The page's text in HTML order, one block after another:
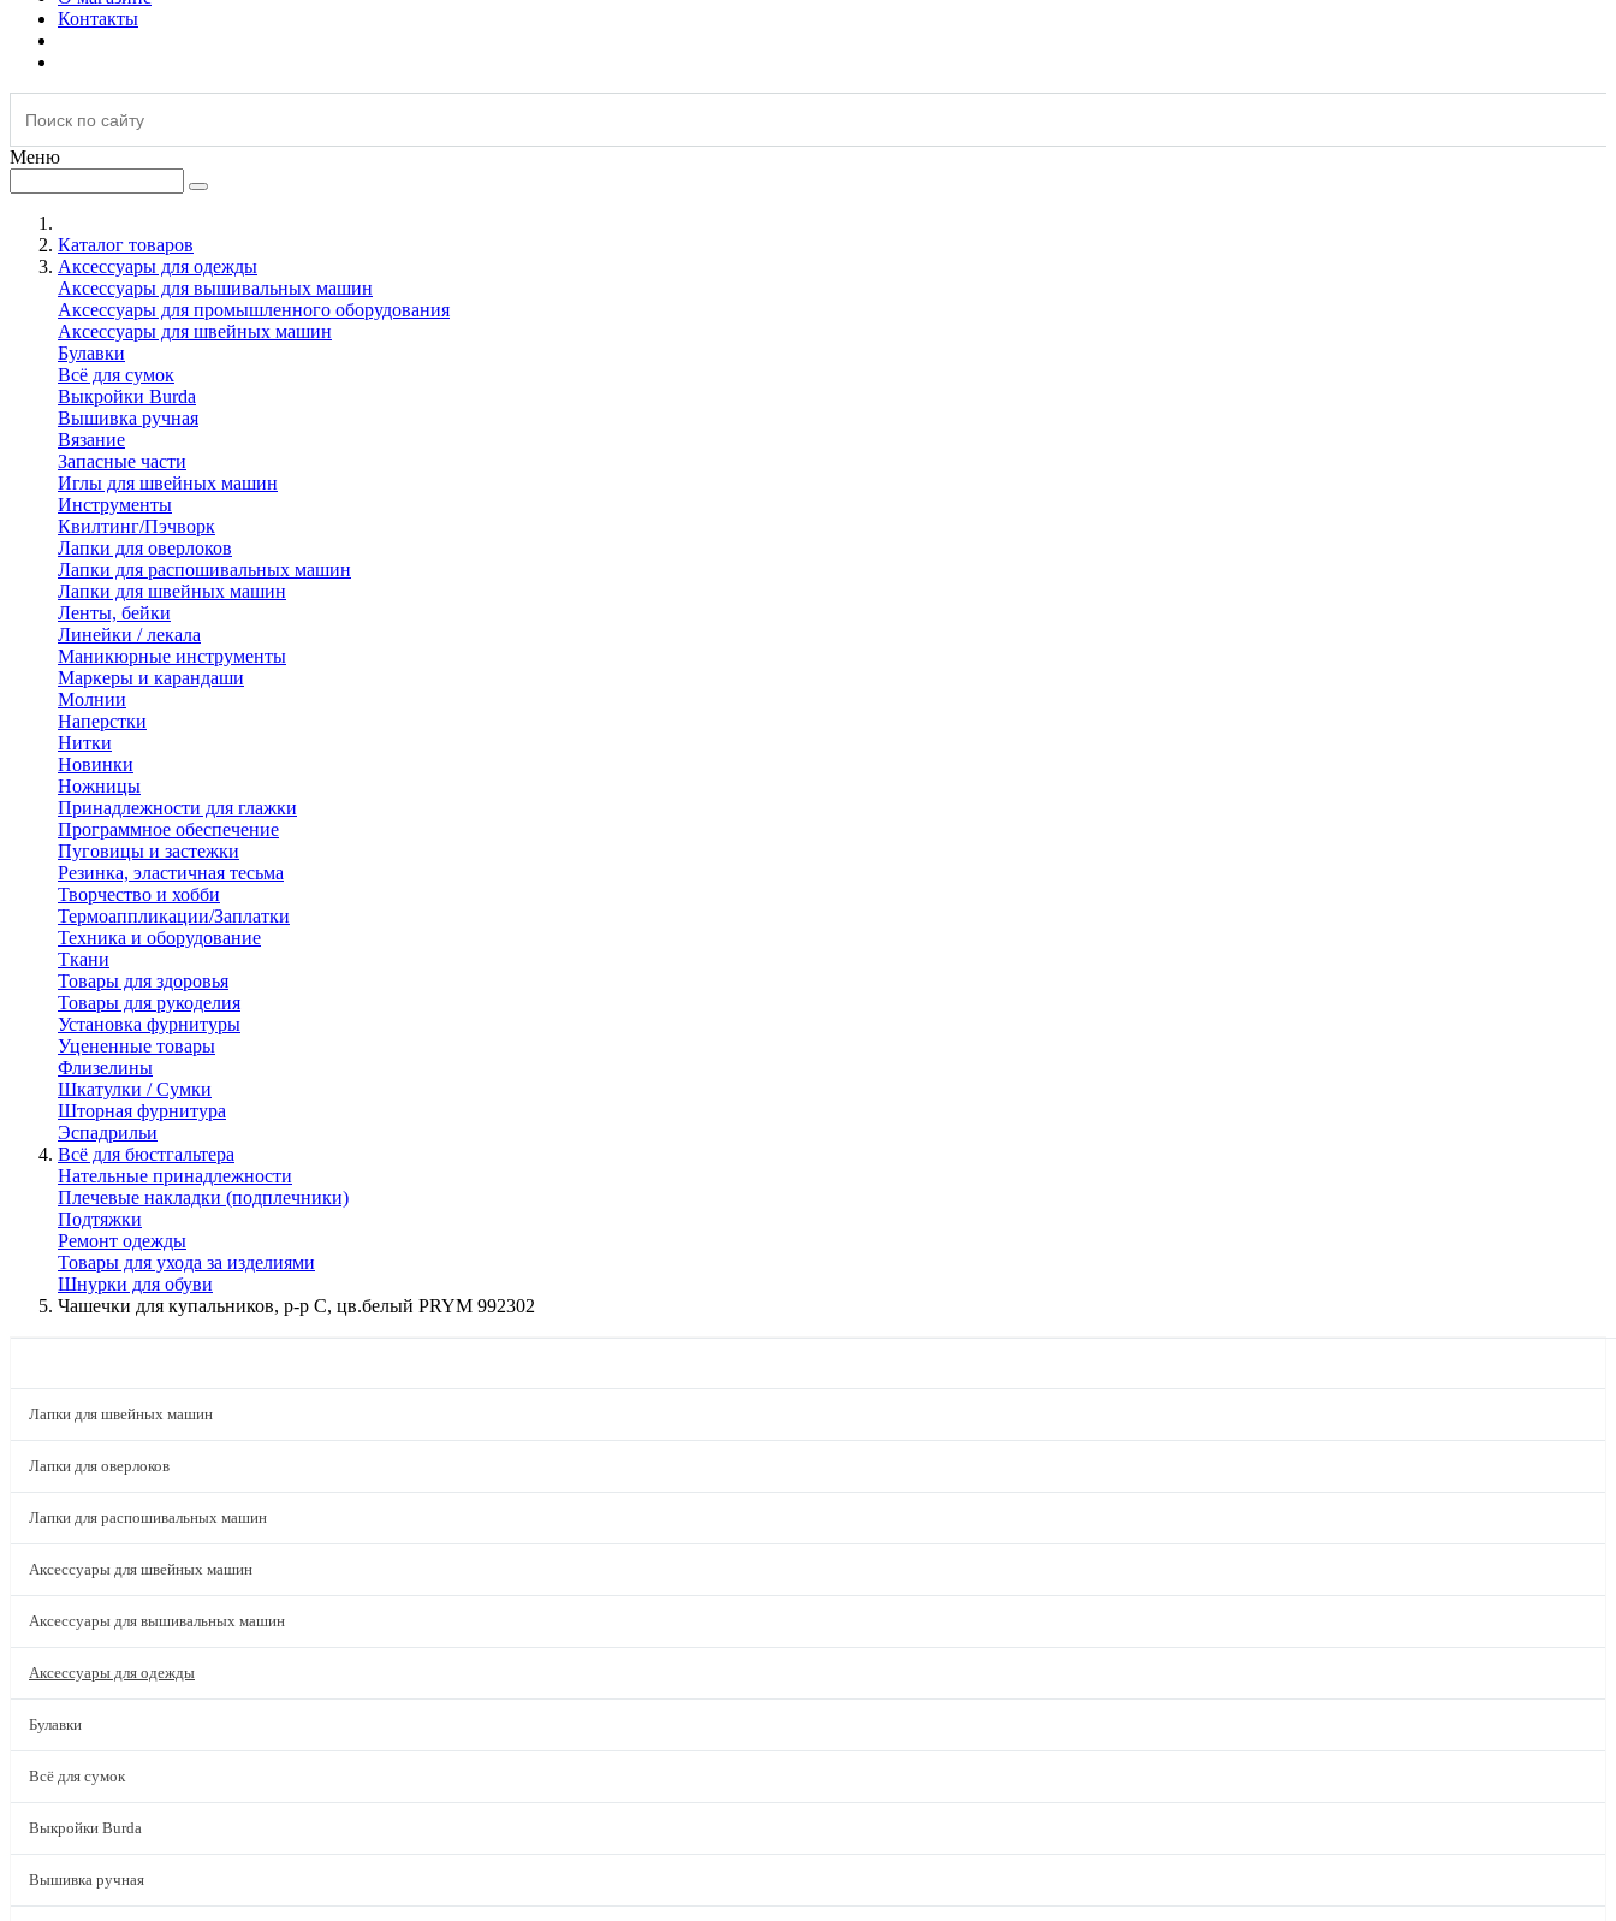
Контакты
Меню
Каталог товаров
Аксессуары для одежды
Аксессуары для вышивальных машин
Аксессуары для промышленного оборудования
Аксессуары для швейных машин
Булавки
Всё для сумок
Выкройки Burda
Вышивка ручная
Вязание
Запасные части
Иглы для швейных машин
Инструменты
Квилтинг/Пэчворк
Лапки для оверлоков
Лапки для распошивальных машин
Лапки для швейных машин
Ленты, бейки
Линейки / лекала
Маникюрные инструменты
Маркеры и карандаши
Молнии
Наперстки
Нитки
Новинки
Ножницы
Принадлежности для глажки
Программное обеспечение
Пуговицы и застежки
Резинка, эластичная тесьма
Творчество и хобби
Термоаппликации/Заплатки
Техника и оборудование
Ткани
Товары для здоровья
Товары для рукоделия
Установка фурнитуры
Уцененные товары
Флизелины
Шкатулки / Сумки
Шторная фурнитура
Эспадрильи
Всё для бюстгальтера
Нательные принадлежности
Плечевые накладки (подплечники)
Подтяжки
Ремонт одежды
Товары для ухода за изделиями
Шнурки для обуви
Чашечки для купальников, р-р C, цв.белый PRYM 992302
Лапки для швейных машин
Лапки для оверлоков
Лапки для распошивальных машин
Аксессуары для швейных машин
Аксессуары для вышивальных машин
Аксессуары для одежды
Булавки
Всё для сумок
Выкройки Burda
Вышивка ручная